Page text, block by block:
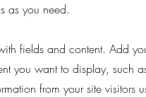
as you need.
fields and content. Add
you want to display, such
from your site visitors